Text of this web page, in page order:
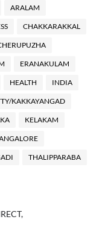
ARALAM
CHAKKARAKKAL
ERANAKULAM
HEALTH INDIA
KAKKAYANGAD
KELAKAM
THALIPPARABA